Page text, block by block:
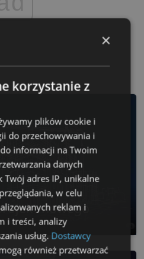
nowego
×
korzystanie z
plików cookie i
do przechowywania i
informacji na Twoim
danych
Twój adres IP, unikalne
w celu
reklam i
i treści, analizy
usług. Dostawcy
również przetwarzać